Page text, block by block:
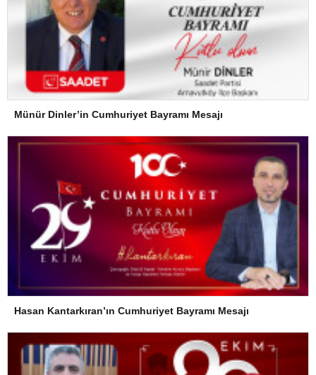
Münür Dinler’in Cumhuriyet Bayramı Mesajı
Hasan Kantarkıran’ın Cumhuriyet Bayramı Mesajı